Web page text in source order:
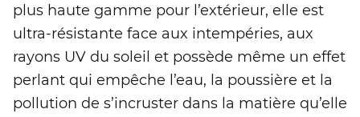
plus haute gamme pour l’extérieur, elle est
ultra-résistante face aux intempéries, aux
rayons UV du soleil et possède même un effet
perlant qui empêche l’eau, la poussière et la
pollution de s’incruster dans la matière qu’elle